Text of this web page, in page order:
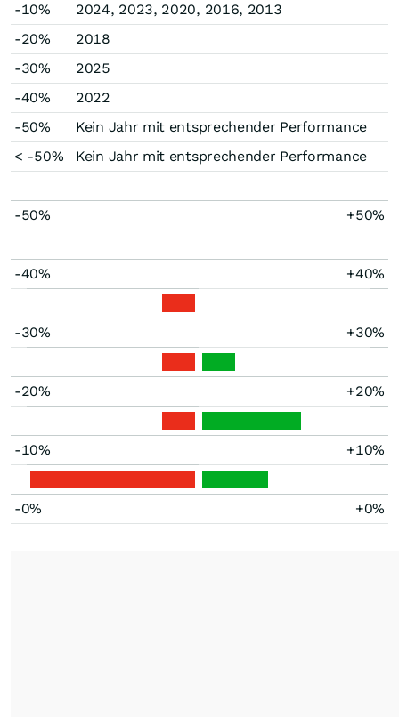
-10%
2024, 2023, 2020, 2016, 2013
-20%
2018
-30%
2025
-40%
2022
-50%
Kein Jahr mit entsprechender Performance
< -50%
Kein Jahr mit entsprechender Performance
-50% +50%
-40% +40%
-30% +30%
-20% +20%
-10% +10%
-0% +0%